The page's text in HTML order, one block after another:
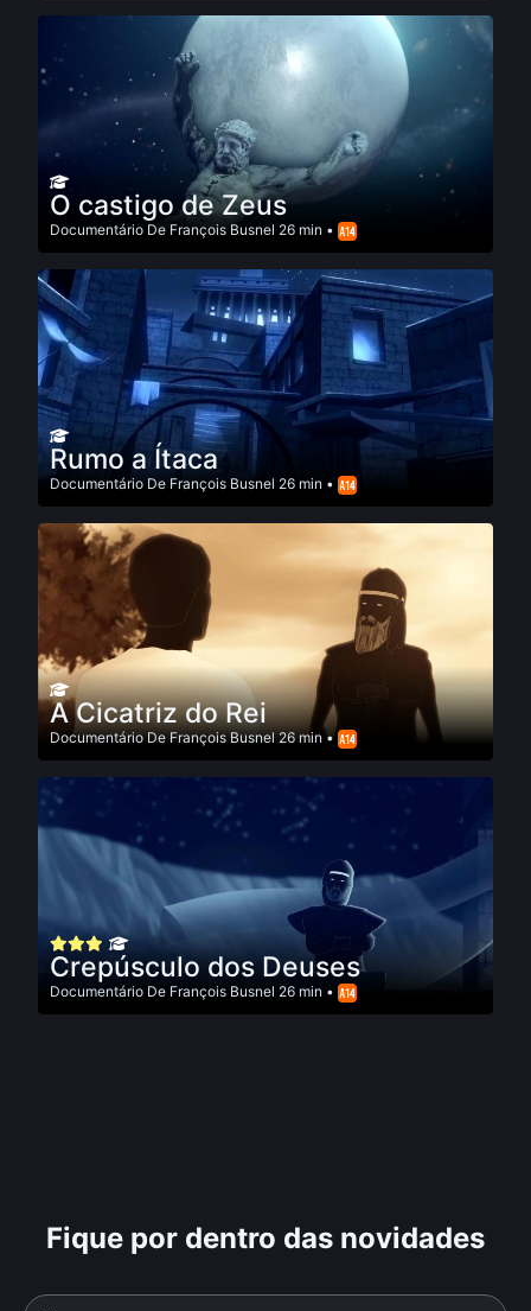
O castigo de Zeus
Documentário De François Busnel 26 min •
Rumo a Ítaca
Documentário De François Busnel 26 min •
A Cicatriz do Rei
DocumentárioDeFrançois Busnel26 min •
Crepúsculo dos Deuses
Documentário De François Busnel 26 min •
Fique por dentro das novidades